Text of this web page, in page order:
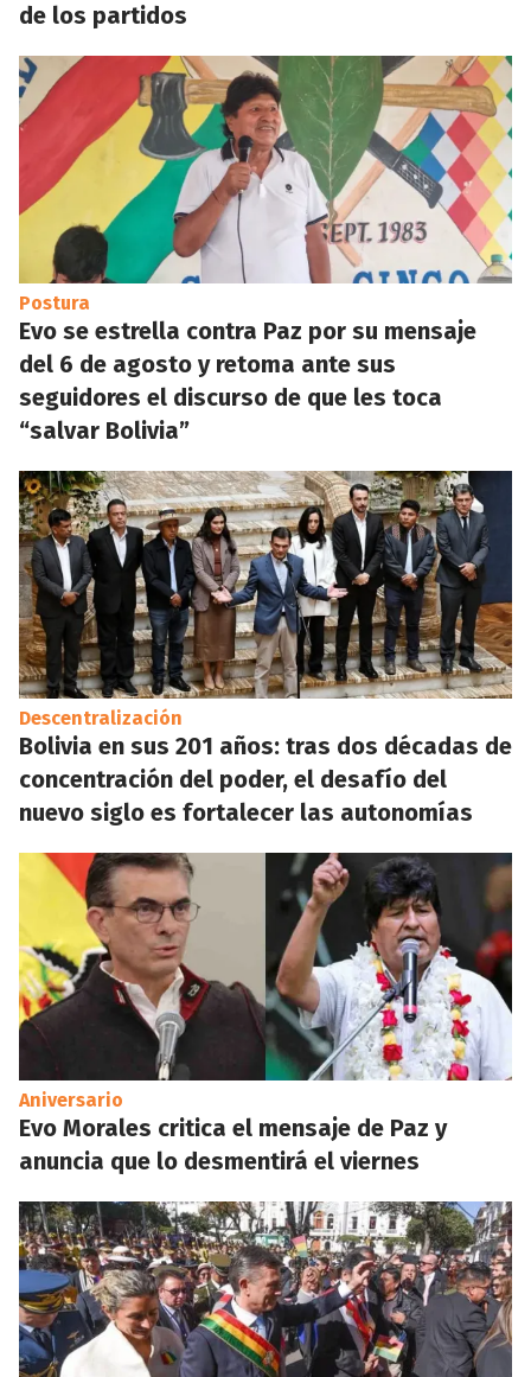
de los partidos
Postura
Evo se estrella contra Paz por su mensaje
del 6 de agosto y retoma ante sus
seguidores el discurso de que les toca
“salvar Bolivia”
Descentralización
Bolivia en sus 201 años: tras dos décadas de
concentración del poder, el desafío del
nuevo siglo es fortalecer las autonomías
Aniversario
Evo Morales critica el mensaje de Paz y
anuncia que lo desmentirá el viernes